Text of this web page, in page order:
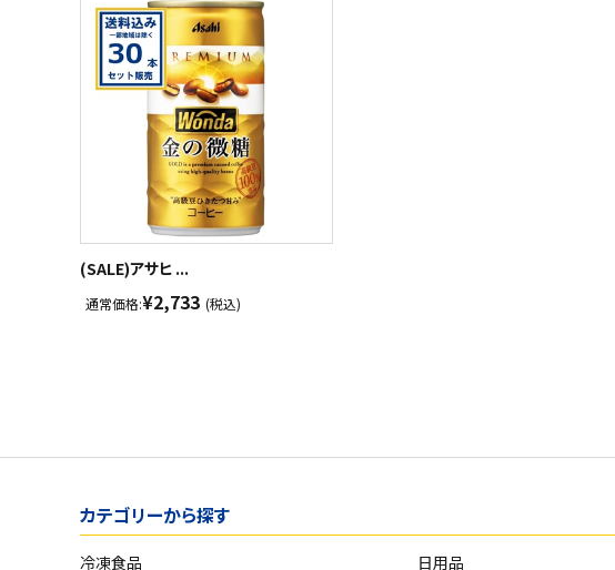
(SALE)アサヒ ...
通常価格:¥2,733 (税込)
カテゴリーから探す
冷凍食品 日用品